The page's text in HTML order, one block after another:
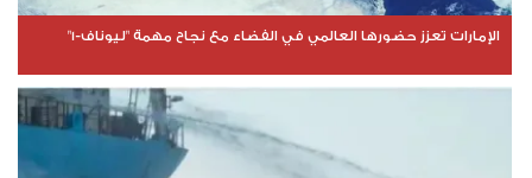
الإمارات تعزز حضورها العالمي في الفضاء مع نجاح مهمة "ليوناف-1"